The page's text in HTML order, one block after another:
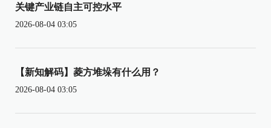
关键产业链自主可控水平
2026-08-04 03:05
【新知解码】菱方堆垛有什么用？
2026-08-04 03:05